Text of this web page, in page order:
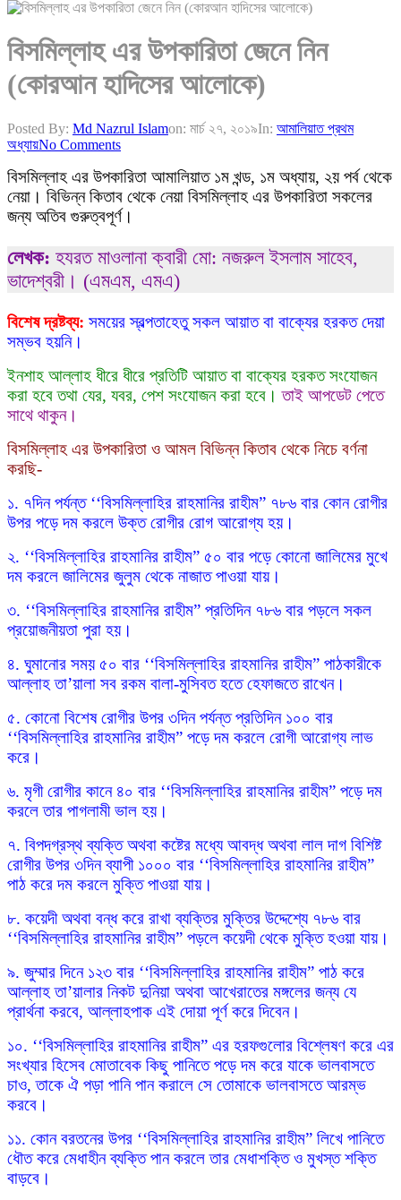
বিসমিল্লাহ এর উপকারিতা জেনে নিন
(কোরআন হাদিসের আলোকে)
Posted By: Md Nazrul Islamon: মার্চ ২৭, ২০১৯In: আমালিয়াত প্রথম
অধ্যায়No Comments
বিসমিল্লাহ এর উপকারিতা আমালিয়াত ১ম খন্ড, ১ম অধ্যায়, ২য় পর্ব থেকে
নেয়া। বিভিন্ন কিতাব থেকে নেয়া বিসমিল্লাহ এর উপকারিতা সকলের
জন্য অতিব গুরুত্বপূর্ণ।
লেখক: হযরত মাওলানা ক্বারী মো: নজরুল ইসলাম সাহেব,
ভাদেশ্বরী। (এমএম, এমএ)
বিশেষ দ্রষ্টব্য: সময়ের স্বল্পতাহেতু সকল আয়াত বা বাক্যের হরকত দেয়া
সম্ভব হয়নি।
ইনশাহ আল্লাহ ধীরে ধীরে প্রতিটি আয়াত বা বাক্যের হরকত সংযোজন
করা হবে তথা যের, যবর, পেশ সংযোজন করা হবে।তাই আপডেট পেতে
সাথে থাকুন।
বিসমিল্লাহ এর উপকারিতা ও আমল বিভিন্ন কিতাব থেকে নিচে বর্ণনা
করছি-
১. ৭দিন পর্যন্ত ‘‘বিসমিল্লাহির রাহমানির রাহীম” ৭৮৬ বার কোন রোগীর
উপর পড়ে দম করলে উক্ত রোগীর রোগ আরোগ্য হয়।
২. ‘‘বিসমিল্লাহির রাহমানির রাহীম” ৫০ বার পড়ে কোনো জালিমের মুখে
দম করলে জালিমের জুলুম থেকে নাজাত পাওয়া যায়।
৩. ‘‘বিসমিল্লাহির রাহমানির রাহীম” প্রতিদিন ৭৮৬ বার পড়লে সকল
প্রয়োজনীয়তা পুরা হয়।
৪. ঘুমানোর সময় ৫০ বার ‘‘বিসমিল্লাহির রাহমানির রাহীম” পাঠকারীকে
আল্লাহ তা’য়ালা সব রকম বালা-মুসিবত হতে হেফাজতে রাখেন।
৫. কোনো বিশেষ রোগীর উপর ৩দিন পর্যন্ত প্রতিদিন ১০০ বার
‘‘বিসমিল্লাহির রাহমানির রাহীম” পড়ে দম করলে রোগী আরোগ্য লাভ
করে।
৬. মৃগী রোগীর কানে ৪০ বার ‘‘বিসমিল্লাহির রাহমানির রাহীম” পড়ে দম
করলে তার পাগলামী ভাল হয়।
৭. বিপদগ্রস্থ ব্যক্তি অথবা কষ্টের মধ্যে আবদ্ধ অথবা লাল দাগ বিশিষ্ট
রোগীর উপর ৩দিন ব্যাপী ১০০০ বার ‘‘বিসমিল্লাহির রাহমানির রাহীম”
পাঠ করে দম করলে মুক্তি পাওয়া যায়।
৮. কয়েদী অথবা বন্ধ করে রাখা ব্যক্তির মুক্তির উদ্দেশ্যে ৭৮৬ বার
‘‘বিসমিল্লাহির রাহমানির রাহীম” পড়লে কয়েদী থেকে মুক্তি হওয়া যায়।
৯. জুম্মার দিনে ১২৩ বার ‘‘বিসমিল্লাহির রাহমানির রাহীম” পাঠ করে
আল্লাহ তা’য়ালার নিকট দুনিয়া অথবা আখেরাতের মঙ্গলের জন্য যে
প্রার্থনা করবে, আল্লাহপাক এই দোয়া পূর্ণ করে দিবেন।
১০. ‘‘বিসমিল্লাহির রাহমানির রাহীম” এর হরফগুলোর বিশ্লেষণ করে এর
সংখ্যার হিসেব মোতাবেক কিছু পানিতে পড়ে দম করে যাকে ভালবাসতে
চাও, তাকে ঐ পড়া পানি পান করালে সে তোমাকে ভালবাসতে আরম্ভ
করবে।
১১. কোন বরতনের উপর ‘‘বিসমিল্লাহির রাহমানির রাহীম” লিখে পানিতে
ধৌত করে মেধাহীন ব্যক্তি পান করলে তার মেধাশক্তি ও মুখস্ত শক্তি
বাড়বে।